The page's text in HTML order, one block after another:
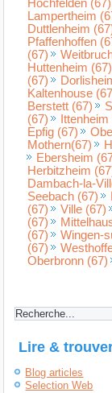
Hochfelden (67)
Lampertheim
Duttlenheim
Pfaffenhoffen
(67)
Huttenheim (67)
(67)
Kaltenhouse
Berstett (67)
(67)
Ittenheim
Epfig (67)
Mothern(67)
Ebersheim
Herbitzheim
Dambach-la-
Seebach (67)
(67)
Ville (67)
(67)
(67)
Wingen-
(67)
Oberbronn (67)
Lire &
Blog articles
Selection Web